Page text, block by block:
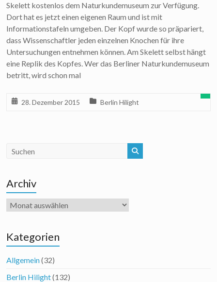
Skelett kostenlos dem Naturkundemuseum zur Verfügung.
Dort hat es jetzt einen eigenen Raum und ist mit
Informationstafeln umgeben. Der Kopf wurde so präpariert,
dass Wissenschaftler jeden einzelnen Knochen für ihre
Untersuchungen entnehmen können. Am Skelett selbst hängt
eine Replik des Kopfes. Wer das Berliner Naturkundemuseum
betritt, wird schon mal
28. Dezember 2015 Berlin Hilight
Archiv
Archiv
Kategorien
Allgemein(32)
Berlin Hilight(132)